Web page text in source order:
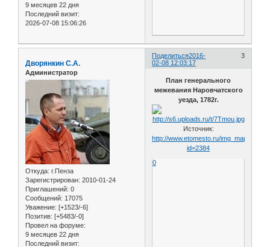
9 месяцев 22 дня
Последний визит:
2026-07-08 15:06:26
Поделиться 3
2016-
02-08 12:03:17
Дворянкин С.А.
Администратор
Откуда: г.Пенза
Зарегистрирован: 2010-01-24
Приглашений: 0
Сообщений: 17075
Уважение: [+1523/-6]
Позитив: [+5483/-0]
Провел на форуме:
9 месяцев 22 дня
Последний визит:
План генерального
межевания Наровчатского
уезда, 1782г.
Источник:
http://www.etomesto.ru/img_map.php?
id=2384
0